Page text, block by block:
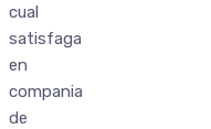
cual
satisfaga
en
compania
de